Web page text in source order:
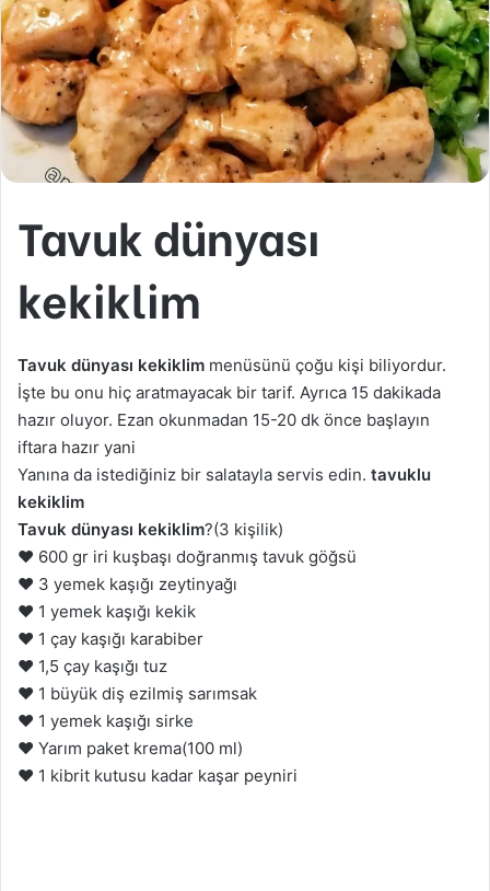
Tavuk dünyası
kekiklim
Tavuk dünyası kekiklim menüsünü çoğu kişi biliyordur.
İşte bu onu hiç aratmayacak bir tarif. Ayrıca 15 dakikada
hazır oluyor. Ezan okunmadan 15-20 dk önce başlayın
iftara hazır yani
Yanına da istediğiniz bir salatayla servis edin. tavuklu
kekiklim
Tavuk dünyası kekiklim?(3 kişilik)
❤️ 600 gr iri kuşbaşı doğranmış tavuk göğsü
❤️ 3 yemek kaşığı zeytinyağı
❤️ 1 yemek kaşığı kekik
❤️ 1 çay kaşığı karabiber
❤️ 1,5 çay kaşığı tuz
❤️ 1 büyük diş ezilmiş sarımsak
❤️ 1 yemek kaşığı sirke
❤️ Yarım paket krema(100 ml)
❤️ 1 kibrit kutusu kadar kaşar peyniri